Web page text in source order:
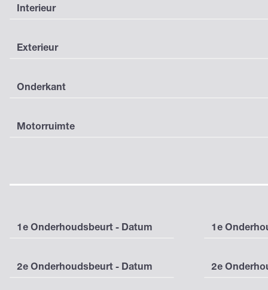
Interieur
Exterieur
Onderkant
Motorruimte
1e Onderhoudsbeurt - Datum 1e
2e Onderhoudsbeurt - Datum 2e